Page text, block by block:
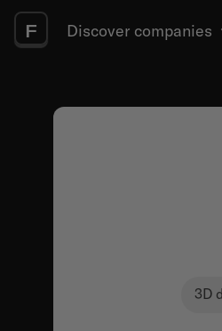
F Discover companies
3D